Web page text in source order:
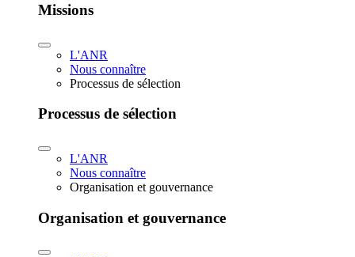
Missions
L'ANR
Nous connaître
Processus de sélection
Processus de sélection
L'ANR
Nous connaître
Organisation et gouvernance
Organisation et gouvernance